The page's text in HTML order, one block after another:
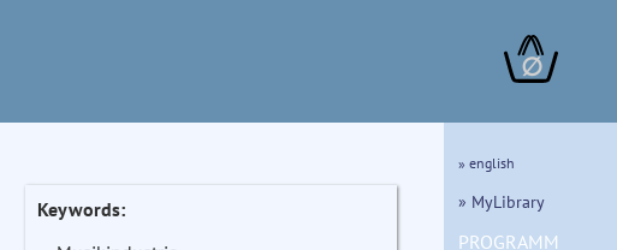
∅
Keywords:
» english
» MyLibrary
PROGRAMM